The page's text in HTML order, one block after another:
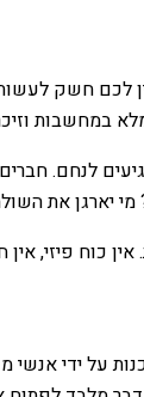
חשק לעשות
במחשבות
לנחם.
מי יארגן
פיזי, אין
על ידי אנשי